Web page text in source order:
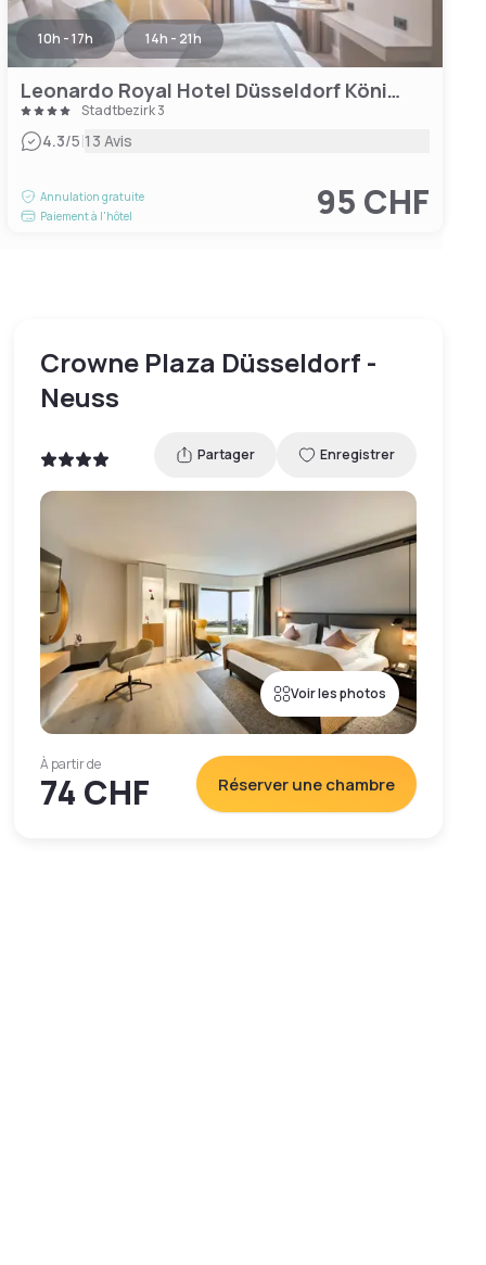
10h - 17h 14h - 21h
Leonardo Royal Hotel Düsseldorf Königsallee
Stadtbezirk 3
4.3/5|13 Avis
Annulation gratuite
Paiement à l'hôtel
95 CHF
Crowne Plaza Düsseldorf -
Neuss
Partager Enregistrer
Voir les photos
À partir de
74 CHF Réserver une chambre